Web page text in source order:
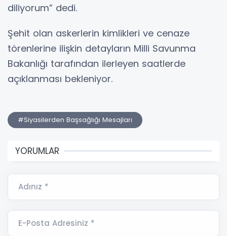
diliyorum” dedi.
Şehit olan askerlerin kimlikleri ve cenaze
törenlerine ilişkin detayların Milli Savunma
Bakanlığı tarafından ilerleyen saatlerde
açıklanması bekleniyor.
#Siyasilerden Başsağlığı Mesajları
YORUMLAR
Adınız *
E-Posta Adresiniz *